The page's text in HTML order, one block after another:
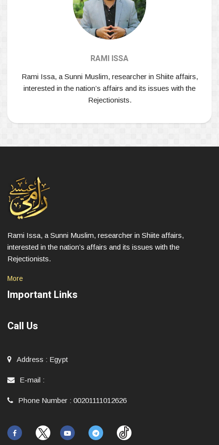
RAMI ISSA
Rami Issa, a Sunni Muslim, researcher in Shiite affairs,
interested in the nation’s affairs and its issues with the
Rejectionists.
Rami Issa, a Sunni Muslim, researcher in Shiite affairs,
interested in the nation’s affairs and its issues with the
Rejectionists.
More
Important Links
Call Us
Address : Egypt
E-mail :
Phone Number : 00201111012626